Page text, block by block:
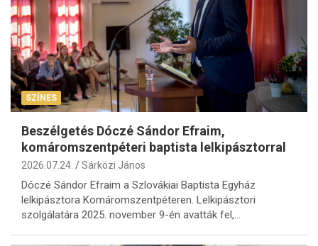
SZÍNES
Beszélgetés Dóczé Sándor Efraim,
komáromszentpéteri baptista lelkipásztorral
2026.07.24. Sárközi János
Dóczé Sándor Efraim a Szlovákiai Baptista Egyház
lelkipásztora Komáromszentpéteren. Lelkipásztori
szolgálatára 2025. november 9-én avatták fel,…